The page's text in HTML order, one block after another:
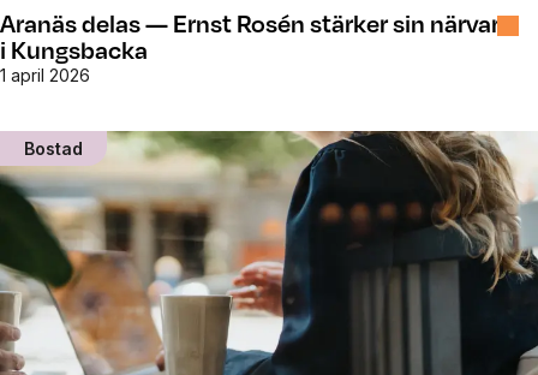
Aranäs delas — Ernst Rosén stärker sin närvaro
i Kungsbacka
1 april 2026
Bostad